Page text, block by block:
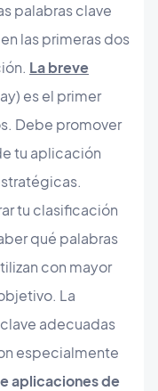
palabras clave
las primeras dos
La breve
es el primer
Debe promover
tu aplicación
tu clasificación
qué palabras
con mayor
La
adecuadas
especialmente
aplicaciones de